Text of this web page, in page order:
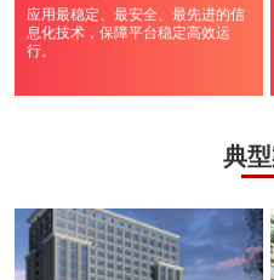
应用最稳定、最安全、最先进的信
息化技术，保障平台稳定高效运
行。
典